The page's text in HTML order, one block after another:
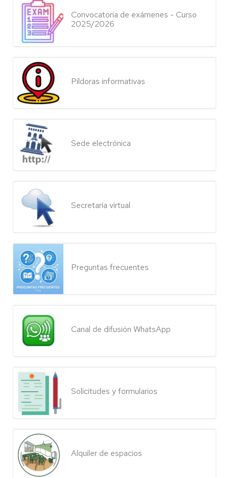
Convocatoria de exámenes - Curso
2025/2026
Píldoras informativas
Sede electrónica
Secretaría virtual
Preguntas frecuentes
Canal de difusión WhatsApp
Solicitudes y formularios
Alquiler de espacios